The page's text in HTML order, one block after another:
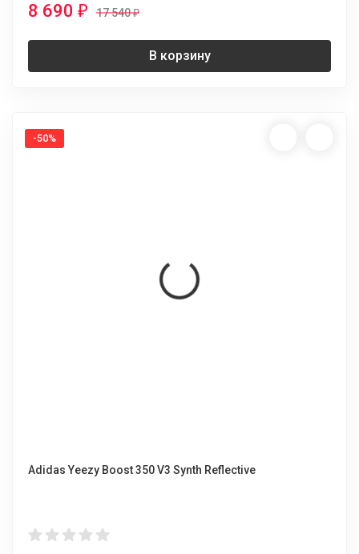
8 690 ₽ 17 540₽
В корзину
-50%
Adidas Yeezy Boost 350 V3 Synth Reflective